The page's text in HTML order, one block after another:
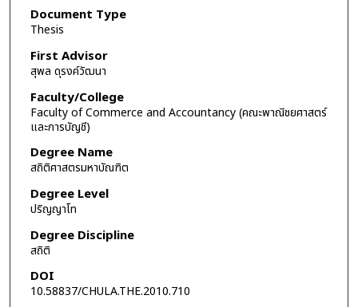
Document Type
Thesis
First Advisor
สุพล ดุรงค์วัฒนา
Faculty/College
Faculty of Commerce and Accountancy (คณะพาณิชยศาสตร์
และการบัญชี)
Degree Name
สถิติศาสตรมหาบัณฑิต
Degree Level
ปริญญาโท
Degree Discipline
สถิติ
DOI
10.58837/CHULA.THE.2010.710